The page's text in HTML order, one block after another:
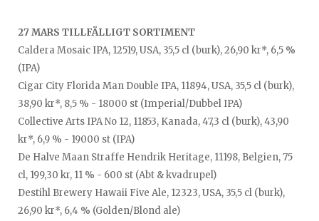
27 MARS TILLFÄLLIGT SORTIMENT
Caldera Mosaic IPA, 12519, USA, 35,5 cl (burk), 26,90 kr*, 6,5 %
(IPA)
Cigar City Florida Man Double IPA, 11894, USA, 35,5 cl (burk),
38,90 kr*, 8,5 % - 18000 st (Imperial/Dubbel IPA)
Collective Arts IPA No 12, 11853, Kanada, 47,3 cl (burk), 43,90
kr*, 6,9 % - 19000 st (IPA)
De Halve Maan Straffe Hendrik Heritage, 11198, Belgien, 75
cl, 199,30 kr, 11 % - 600 st (Abt & kvadrupel)
Destihl Brewery Hawaii Five Ale, 12323, USA, 35,5 cl (burk),
26,90 kr*, 6,4 % (Golden/Blond ale)